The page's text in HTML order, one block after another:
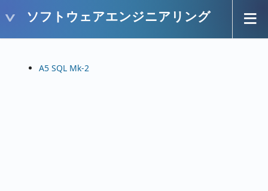
ソフトウェアエンジニアリング
A5 SQL Mk-2